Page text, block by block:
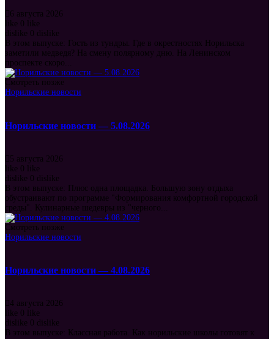
6 августа 2026
like
0
like
dislike
0 dislike
В этом выпуске: Гость из тундры. Где в окрестностях Норильска
заметили медведя? На смену полярному дню. На Ленинском
проспекте скоро...
Смотреть позже
Норильские новости
Норильские новости — 5.08.2026
5 августа 2026
like
0
like
dislike
0 dislike
В этом выпуске: Плюс одна площадка. Большую зону отдыха
обустраивают по программе "Формирования комфортной городской
среды". Кулинарные шедевры из "черного...
Смотреть позже
Норильские новости
Норильские новости — 4.08.2026
4 августа 2026
like
0
like
dislike
0 dislike
В этом выпуске: Классная работа. Как норильские школы готовят к